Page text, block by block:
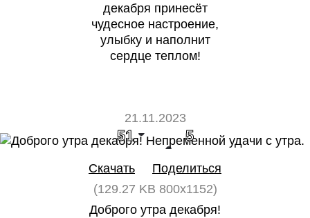
декабря принесёт
чудесное настроение,
улыбку и наполнит
сердце теплом!
21.11.2023
51 5
Скачать
Поделиться
(129.27 KB 800x1152)
Доброго утра декабря!